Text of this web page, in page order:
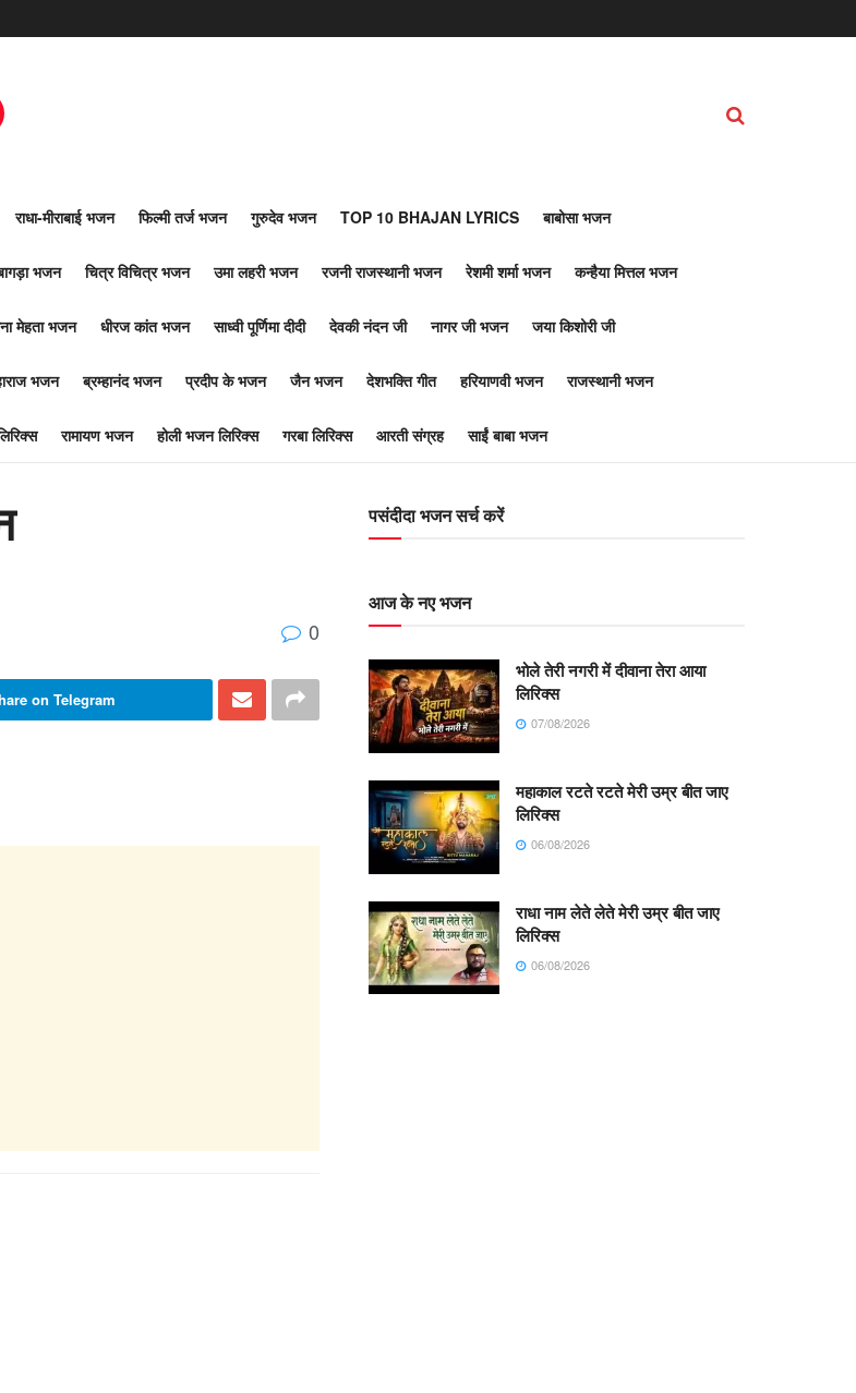
राधा-मीराबाई भजन फिल्मी तर्ज भजन गुरुदेव भजन TOP 10 BHAJAN LYRICS बाबोसा भजन
भजन चित्र विचित्र भजन उमा लहरी भजन रजनी राजस्थानी भजन रेशमी शर्मा भजन कन्हैया मित्तल भजन
मेहता भजन धीरज कांत भजन साध्वी पूर्णिमा दीदी देवकी नंदन जी नागर जी भजन जया किशोरी जी
भजन ब्रम्हानंद भजन प्रदीप के भजन जैन भजन देशभक्ति गीत हरियाणवी भजन राजस्थानी भजन
रामायण भजन होली भजन लिरिक्स गरबा लिरिक्स आरती संग्रह साईं बाबा भजन
0
on Telegram
पसंदीदा भजन सर्च करें
आज के नए भजन
भोले तेरी नगरी में दीवाना तेरा आया
लिरिक्स
07/08/2026
महाकाल रटते रटते मेरी उम्र बीत जाए
लिरिक्स
06/08/2026
राधा नाम लेते लेते मेरी उम्र बीत जाए
लिरिक्स
06/08/2026